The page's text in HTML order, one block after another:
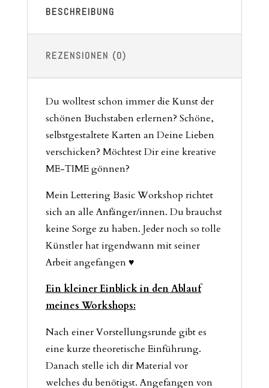
BESCHREIBUNG
REZENSIONEN (0)
Du wolltest schon immer die Kunst der
schönen Buchstaben erlernen? Schöne,
selbstgestaltete Karten an Deine Lieben
verschicken? Möchtest Dir eine kreative
ME-TIME gönnen?
Mein Lettering Basic Workshop richtet
sich an alle Anfänger/innen. Du brauchst
keine Sorge zu haben. Jeder noch so tolle
Künstler hat irgendwann mit seiner
Arbeit angefangen ♥
Ein kleiner Einblick in den Ablauf
meines Workshops:
Nach einer Vorstellungsrunde gibt es
eine kurze theoretische Einführung.
Danach stelle ich dir Material vor
welches du benötigst. Angefangen von